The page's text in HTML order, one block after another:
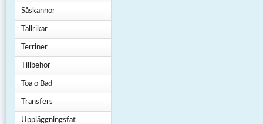
Såskannor
Tallrikar
Terriner
Tillbehör
Toa o Bad
Transfers
Uppläggningsfat